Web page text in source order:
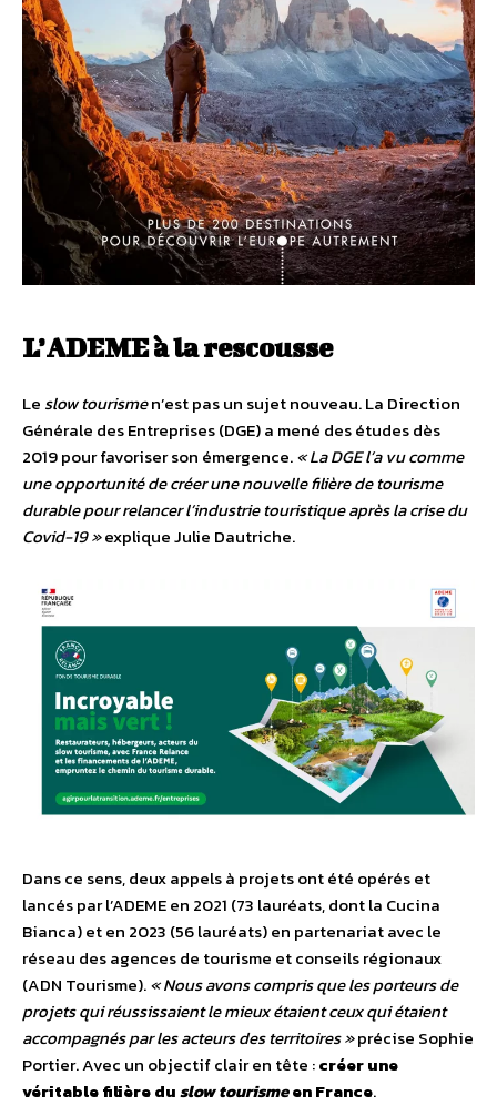
L’ADEME à la rescousse
Le slow tourismen’est pas un sujet nouveau. La Direction
Générale des Entreprises (DGE) a mené des études dès
2019 pour favoriser son émergence.« La DGE l’a vu comme
une opportunité de créer une nouvelle filière de tourisme
durable pour relancer l’industrie touristique après la crise du
Covid-19 »explique Julie Dautriche.
Dans ce sens, deux appels à projets ont été opérés et
lancés par l’ADEME en 2021 (73 lauréats, dont la Cucina
Bianca) et en 2023 (56 lauréats) en partenariat avec le
réseau des agences de tourisme et conseils régionaux
(ADN Tourisme).« Nous avons compris que les porteurs de
projets qui réussissaient le mieux étaient ceux qui étaient
accompagnés par les acteurs des territoires »précise Sophie
Portier. Avec un objectif clair en tête :créer une
véritable filière duslow tourismeen France.